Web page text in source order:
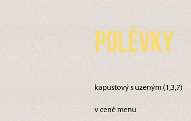
Polévky
kapustový s uzeným (1,3,7)
v ceně menu